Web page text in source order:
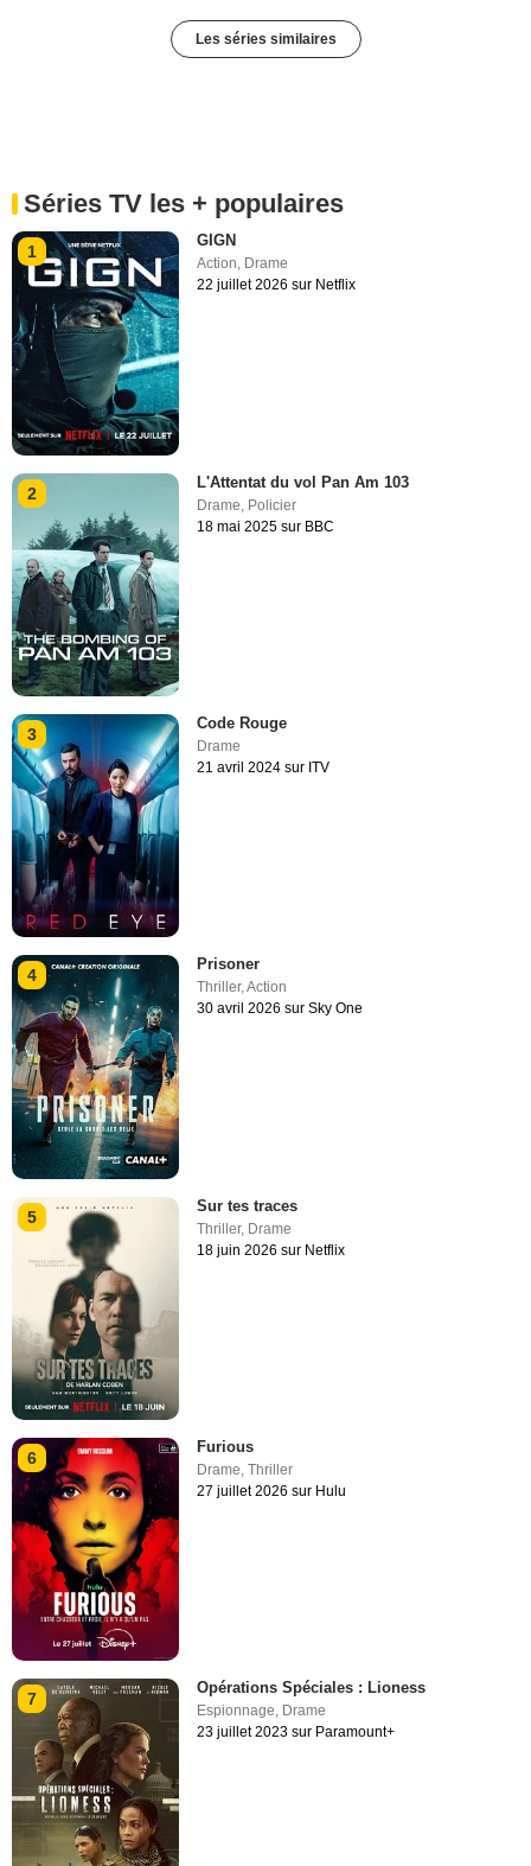
Les séries similaires
Séries TV les + populaires
1
GIGN
Action, Drame
22 juillet 2026 sur Netflix
2
L'Attentat du vol Pan Am 103
Drame Policier
18 mai 2025 sur BBC
3
Code Rouge
Drame
21 avril 2024 sur ITV
4
Prisoner
Thriller,Action
30 avril 2026 sur Sky One
5
Sur tes traces
Thriller, Drame
18 juin 2026 sur Netflix
6
Furious
Drame,Thriller
27 juillet 2026 sur Hulu
7
Opérations Spéciales : Lioness
Espionnage, Drame
23 juillet 2023 sur Paramount+